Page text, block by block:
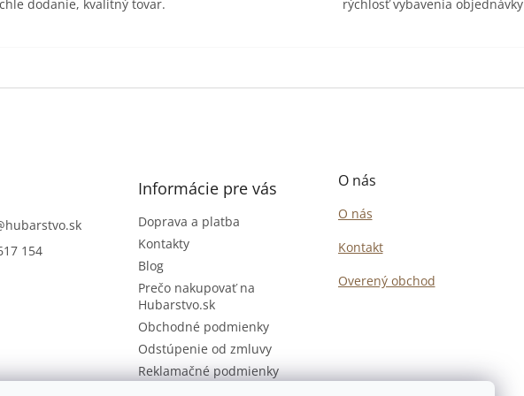
dodanie, kvalitný tovar. rýchlosť vybavenia objednávky
hubarstvo.sk
154
Informácie pre vás
Doprava a platba
Kontakty
Blog
Prečo nakupovať na
Hubarstvo.sk
Obchodné podmienky
Odstúpenie od zmluvy
Reklamačné podmienky
O nás
O nás
Kontakt
Overený obchod